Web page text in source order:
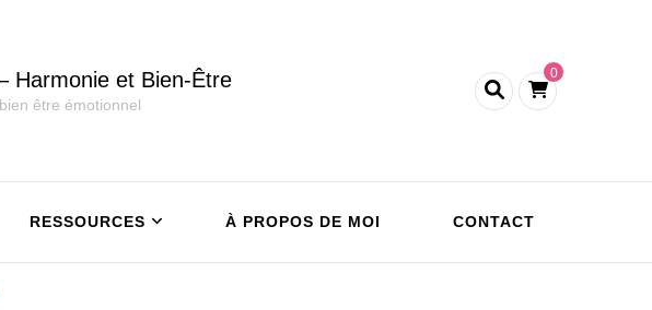
Harmonie et Bien-Être
être émotionnel
0
RESSOURCES À PROPOS DE MOI CONTACT